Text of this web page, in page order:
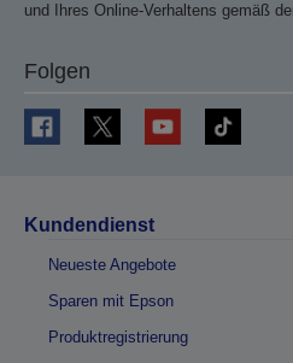
und Ihres Online-Verhaltens gemäß
Folgen
Kundendienst
Neueste Angebote
Sparen mit Epson
Produktregistrierung